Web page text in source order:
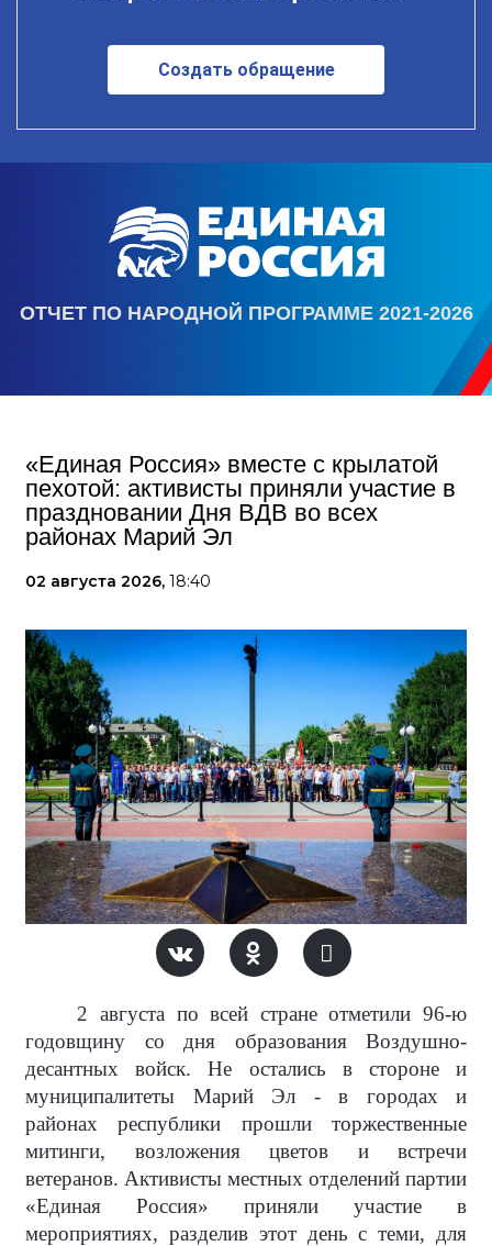
Создать обращение
ОТЧЕТ ПО НАРОДНОЙ ПРОГРАММЕ 2021-2026
«Единая Россия» вместе с крылатой
пехотой: активисты приняли участие в
праздновании Дня ВДВ во всех
районах Марий Эл
02 августа 2026, 18:40
2 августа по всей стране отметили 96-ю
годовщину со дня образования Воздушно-
десантных войск. Не остались в стороне и
муниципалитеты Марий Эл - в городах и
районах республики прошли торжественные
митинги, возложения цветов и встречи
ветеранов. Активисты местных отделений партии
«Единая Россия» приняли участие в
мероприятиях, разделив этот день с теми, для